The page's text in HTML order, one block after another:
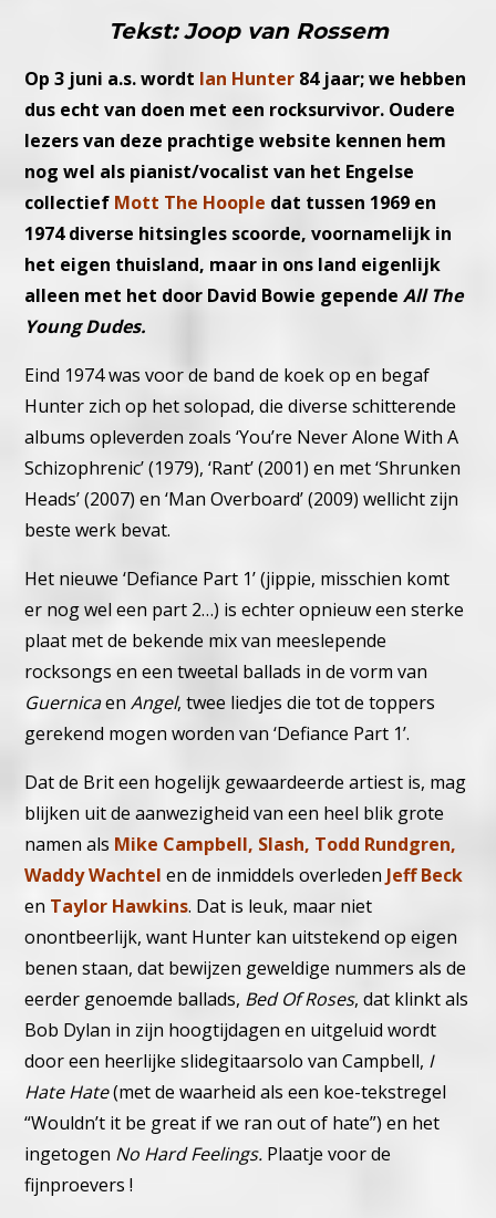
Tekst: Joop van Rossem
Op 3 juni a.s. wordt Ian Hunter 84 jaar; we hebben
dus echt van doen met een rocksurvivor. Oudere
lezers van deze prachtige website kennen hem
nog wel als pianist/vocalist van het Engelse
collectief Mott The Hoople dat tussen 1969 en
1974 diverse hitsingles scoorde, voornamelijk in
het eigen thuisland, maar in ons land eigenlijk
alleen met het door David Bowie gependeAll The
Young Dudes.
Eind 1974 was voor de band de koek op en begaf
Hunter zich op het solopad, die diverse schitterende
albums opleverden zoals ‘You’re Never Alone With A
Schizophrenic’ (1979), ‘Rant’ (2001) en met ‘Shrunken
Heads’ (2007) en ‘Man Overboard’ (2009) wellicht zijn
beste werk bevat.
Het nieuwe ‘Defiance Part 1’ (jippie, misschien komt
er nog wel een part 2…) is echter opnieuw een sterke
plaat met de bekende mix van meeslepende
rocksongs en een tweetal ballads in de vorm van
GuernicaenAngel, twee liedjes die tot de toppers
gerekend mogen worden van ‘Defiance Part 1’.
Dat de Brit een hogelijk gewaardeerde artiest is, mag
blijken uit de aanwezigheid van een heel blik grote
namen als Mike Campbell, Slash, Todd Rundgren,
Waddy Wachtel en de inmiddels overleden Jeff Beck
en Taylor Hawkins. Dat is leuk, maar niet
onontbeerlijk, want Hunter kan uitstekend op eigen
benen staan, dat bewijzen geweldige nummers als de
eerder genoemde ballads, Bed Of Roses, dat klinkt als
Bob Dylan in zijn hoogtijdagen en uitgeluid wordt
door een heerlijke slidegitaarsolo van Campbell, I
Hate Hate(met de waarheid als een koe-tekstregel
“Wouldn’t it be great if we ran out of hate”) en het
ingetogen No Hard Feelings. Plaatje voor de
fijnproevers !